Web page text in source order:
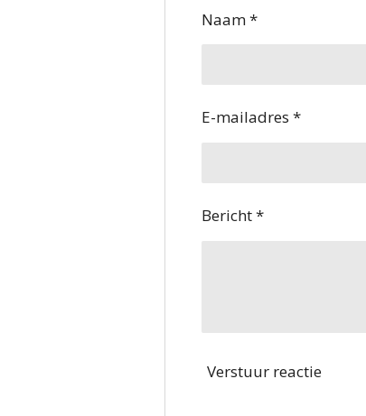
Naam *
E-mailadres *
Bericht *
Verstuur reactie